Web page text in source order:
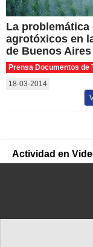
La problemática
agrotóxicos en
de Buenos Aires
Prensa Documentos de
18-03-2014
Actividad en